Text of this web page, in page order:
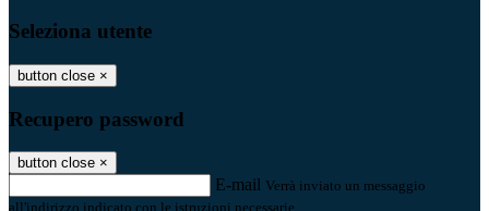
Seleziona utente
button close ×
Recupero password
button close ×
E-mail Verrà inviato un messaggio
all'indirizzo indicato con le istruzioni necessarie.